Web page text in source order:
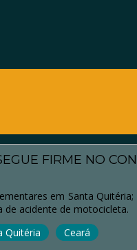
FIRME NO
em Santa
de acidente de motocicleta.
Quitéria Ceará